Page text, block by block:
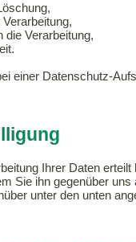
die Verarbeitung,
einer Datenschutz-
Ihrer Daten
Sie ihn gegenüber
unter den unten